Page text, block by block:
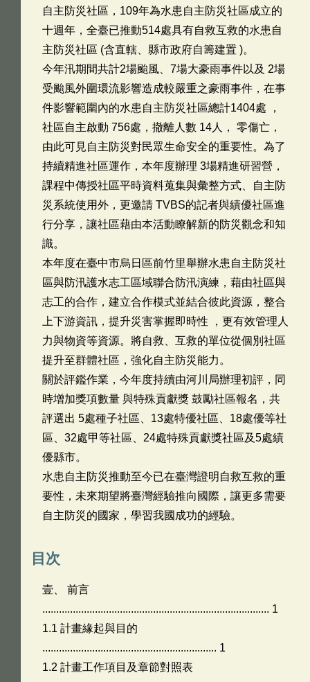
自主防災社區，109年為水患自主防災社區成立的
十週年，全臺已推動514處具有自救互救的水患自
主防災社區 (含直轄、縣市政府自籌建置 )。
今年汛期間共計2場颱風、7場大豪雨事件以及 2場
受颱風外圍環流影響造成較嚴重之豪雨事件，在事
件影響範圍內的水患自主防災社區總計1404處 ，
社區自主啟動 756處，撤離人數 14人， 零傷亡，
由此可見自主防災對民眾生命安全的重要性。為了
持續精進社區運作，本年度辦理 3場精進研習營，
課程中傳授社區平時資料蒐集與彙整方式、自主防
災系統使用外，更邀請 TVBS的記者與績優社區進
行分享，讓社區藉由本活動瞭解新的防災觀念和知
識。
本年度在臺中市烏日區前竹里舉辦水患自主防災社
區與防汛護水志工區域聯合防汛演練，藉由社區與
志工的合作，建立合作模式並結合彼此資源，整合
上下游資訊，提升災害掌握即時性 ，更有效管理人
力與物資等資源。將自救、互救的單位從個別社區
提升至群體社區，強化自主防災能力。
關於評鑑作業，今年度持續由河川局辦理初評，同
時增加獎項數量 與特殊貢獻獎 鼓勵社區報名，共
評選出 5處種子社區、13處特優社區、18處優等社
區、32處甲等社區、24處特殊貢獻獎社區及5處績
優縣市。
水患自主防災推動至今已在臺灣證明自救互救的重
要性，未來期望將臺灣經驗推向國際，讓更多需要
自主防災的國家，學習我國成功的經驗。
目次
壹、 前言
.................................................................................. 1
1.1 計畫緣起與目的
............................................................... 1
1.2 計畫工作項目及章節對照表